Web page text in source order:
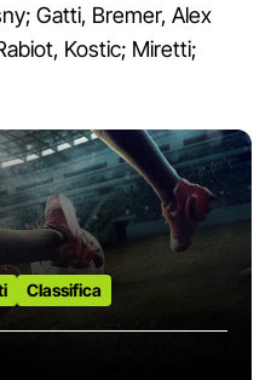
Gatti, Bremer, Alex
Kostic; Miretti;
Classifica